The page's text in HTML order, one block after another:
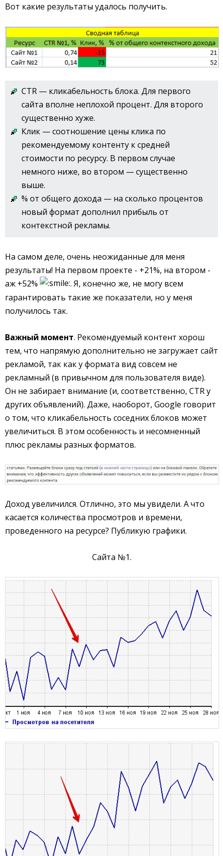
Вот какие результаты удалось получить.
CTR — кликабельность блока. Для первого
сайта вполне неплохой процент. Для второго
существенно хуже.
Клик — соотношение цены клика по
рекомендуемому контенту к средней
стоимости по ресурсу. В первом случае
немного ниже, во втором — существенно
выше.
% от общего дохода — на сколько процентов
новый формат дополнил прибыль от
контекстной рекламы.
На самом деле, очень неожиданные для меня
результаты! На первом проекте - +21%, на втором -
аж +52%
. Я, конечно же, не могу всем
гарантировать такие же показатели, но у меня
получилось так.
Важный момент. Рекомендуемый контент хорош
тем, что напрямую дополнительно не загружает сайт
рекламой, так как у формата вид совсем не
рекламный (в привычном для пользователя виде).
Он не забирает внимание (и, соответственно, CTR у
других объявлений). Даже, наоборот, Google говорит
о том, что кликабельность соседних блоков может
увеличиться. В этом особенность и несомненный
плюс рекламы разных форматов.
Доход увеличился. Отлично, это мы увидели. А что
касается количества просмотров и времени,
проведенного на ресурсе? Публикую графики.
Сайта №1.